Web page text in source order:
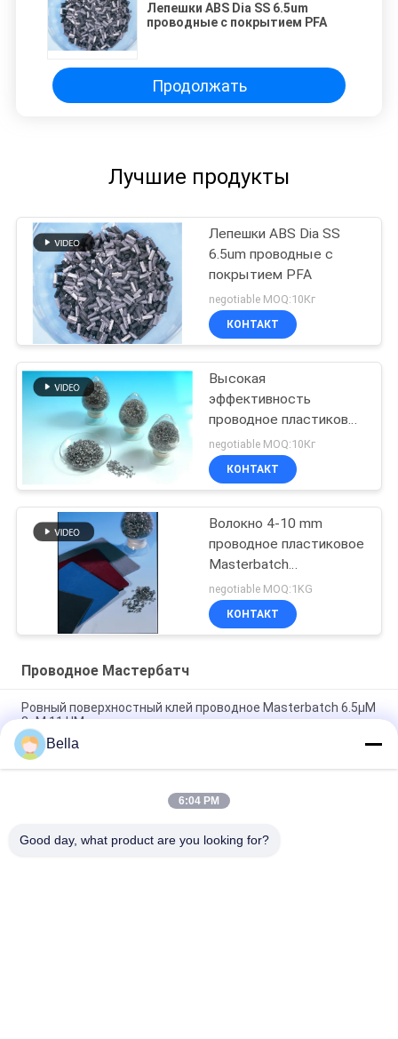
Лепешки ABS Dia SS 6.5um
проводные с покрытием PFA
Продолжать
Лучшие продукты
Лепешки ABS Dia SS
6.5um проводные с
покрытием PFA
negotiable MOQ:10Кг
КОНТАКТ
Высокая
эффективность
проводное пластиковое
Masterbatch
negotiable MOQ:10Кг
КОНТАКТ
Волокно 4-10 mm
проводное пластиковое
Masterbatch
нержавеющей стали
negotiable MOQ:1KG
КОНТАКТ
Проводное Мастербатч
Ровный поверхностный клей проводное Masterbatch 6.5µM
8uM 11 UM смолы
Нержавеющая сталь проводное Masterbatch, агломераты
длины 2.5mm проводные пластиковые
Сажа проводное Masterbatch диаметра ROHS 2mm для
Bella
6:04 PM
Good day, what product are you looking for?